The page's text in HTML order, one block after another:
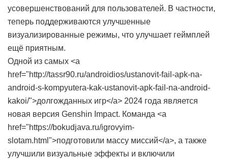
усовершенствований для пользователей. В частности,
теперь поддерживаются улучшенные
визуализированные режимы, что улучшает геймплей
ещё приятным.
Одной из самых <a
href="http://tassr90.ru/androidios/ustanovit-fail-apk-na-
android-s-kompyutera-kak-ustanovit-apk-fail-na-android-
kakoi/">долгожданных игр</a> 2024 года является
новая версия Genshin Impact. Команда <a
href="https://bokudjava.ru/igrovyim-
slotam.html">подготовили массу миссий</a>, а также
улучшили визуальные эффекты и включили